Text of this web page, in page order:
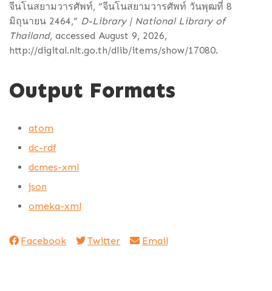
จีนโนสยามวารศัพท์, “จีนโนสยามวารศัพท์ วันพุฒที่ 8
มิถุนายน 2464,” D-Library | National Library of
Thailand, accessed August 9, 2026,
http://digital.nlt.go.th/dlib/items/show/17080.
Output Formats
atom
dc-rdf
dcmes-xml
json
omeka-xml
Facebook Twitter Email